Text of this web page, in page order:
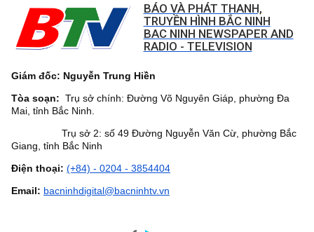
BÁO VÀ PHÁT THANH,
TRUYỀN HÌNH BẮC NINH
BAC NINH NEWSPAPER AND
RADIO - TELEVISION
Giám đốc: Nguyễn Trung Hiền
Tòa soạn: Trụ sở chính: Đường Võ Nguyên Giáp, phường Đa
Mai, tỉnh Bắc Ninh.
Trụ sở 2: số 49 Đường Nguyễn Văn Cừ, phường Bắc
Giang, tỉnh Bắc Ninh
Điện thoại: (+84) - 0204 - 3854404
Email: bacninhdigital@bacninhtv.vn